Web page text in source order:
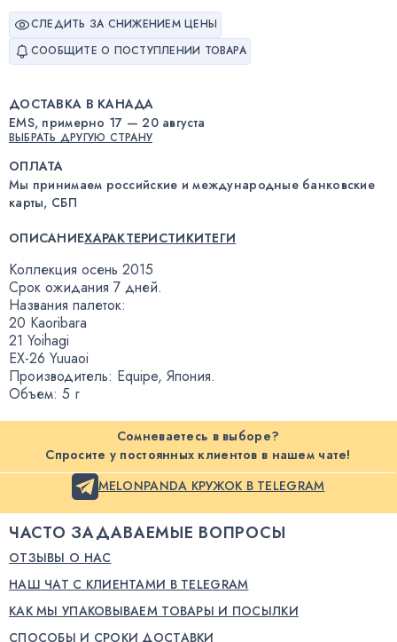
СЛЕДИТЬ ЗА СНИЖЕНИЕМ ЦЕНЫ
СООБЩИТЕ О ПОСТУПЛЕНИИ ТОВАРА
ДОСТАВКА В КАНАДА
EMS, примерно 17 — 20 августа
ВЫБРАТЬ ДРУГУЮ СТРАНУ
ОПЛАТА
Мы принимаем российские и международные банковские
карты, СБП
ОПИСАНИЕХАРАКТЕРИСТИКИТЕГИ
Коллекция осень 2015
Срок ожидания 7 дней.
Названия палеток:
20 Kaoribara
21 Yoihagi
EX-26 Yuuaoi
Производитель: Equipe, Япония.
Объем: 5 г
Сомневаетесь в выборе?
Спросите у постоянных клиентов в нашем чате!
MELONPANDA КРУЖОК В TELEGRAM
ЧАСТО ЗАДАВАЕМЫЕ ВОПРОСЫ
ОТЗЫВЫ О НАС
НАШ ЧАТ С КЛИЕНТАМИ В TELEGRAM
КАК МЫ УПАКОВЫВАЕМ ТОВАРЫ И ПОСЫЛКИ
СПОСОБЫ И СРОКИ ДОСТАВКИ